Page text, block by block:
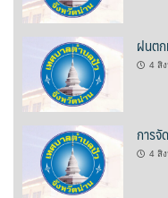
น่านปัว รีสอร์ท
นาเหล่า เก๊าสลี โฮมสเตย์
นาไผ่ปัววิว
บวกบัววิวรีสอร์ท
บ้านกังหัน @ ปัวคอทเทจ
ฝนต
4 สิ
การจั
4 สิ